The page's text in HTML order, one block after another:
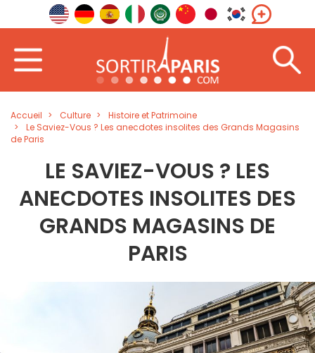
Accueil Culture
Histoire et Patrimoine
Le Saviez-Vous ? Les anecdotes insolites des Grands Magasins
de Paris
LE SAVIEZ-VOUS ? LES
ANECDOTES INSOLITES DES
GRANDS MAGASINS DE
PARIS